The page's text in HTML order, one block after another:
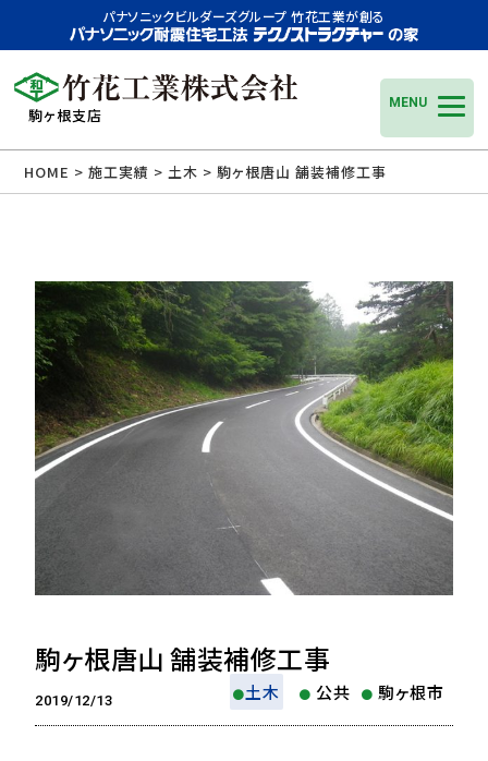
パナソニックビルダーズグループ 竹花工業が創る
駒ヶ根支店
MENU
HOME >施工実績 >土木 >駒ヶ根唐山 舗装補修工事
駒ヶ根唐山 舗装補修工事
土木 公共 駒ヶ根市
2019/12/13